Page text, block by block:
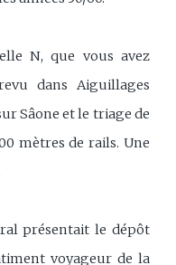
N, que vous avez
dans Aiguillages
Sâone et le triage de
mètres de rails. Une
présentait le dépôt
voyageur de la